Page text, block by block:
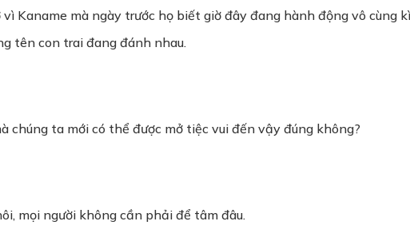
Kaname mà ngày trước họ biết giờ đây đang hành động vô cùng
tên con trai đang đánh nhau.
chúng ta mới có thể được mở tiệc vui đến vậy đúng không?
mọi người không cần phải để tâm đâu.